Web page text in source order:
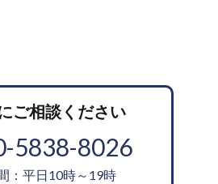
ご相談ください
5838-8026
：平日10時～19時